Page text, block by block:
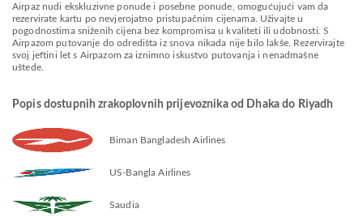
Airpaz nudi ekskluzivne ponude i posebne ponude, omogućujući vam da
rezervirate kartu po nevjerojatno pristupačnim cijenama. Uživajte u
pogodnostima sniženih cijena bez kompromisa u kvaliteti ili udobnosti. S
Airpazom putovanje do odredišta iz snova nikada nije bilo lakše. Rezervirajte
svoj jeftini let s Airpazom za iznimno iskustvo putovanja i nenadmašne
uštede.
Popis dostupnih zrakoplovnih prijevoznika od Dhaka do Riyadh
Biman Bangladesh Airlines
US-Bangla Airlines
Saudia